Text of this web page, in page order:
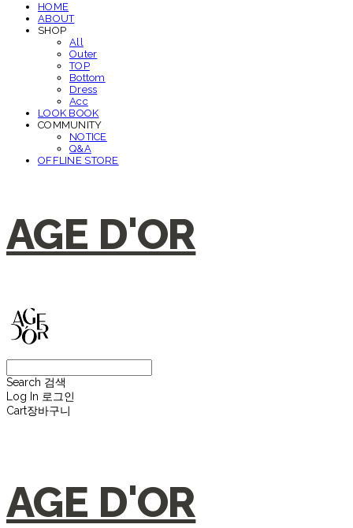
HOME
ABOUT
SHOP
All
Outer
TOP
Bottom
Dress
Acc
LOOK BOOK
COMMUNITY
NOTICE
Q&A
OFFLINE STORE
AGE D'OR
Search 검색
Log In 로그인
Cart장바구니
AGE D'OR